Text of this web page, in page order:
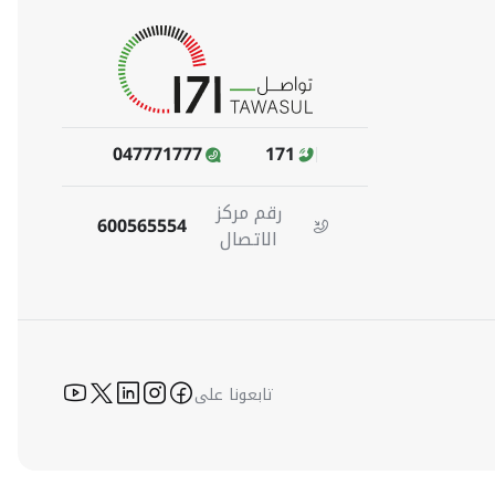
171
047771777
رقم مركز
الاتصال 600565554
تابعونا على icon-facebook
icon-instagram
icon-linkedin
icon-twitter